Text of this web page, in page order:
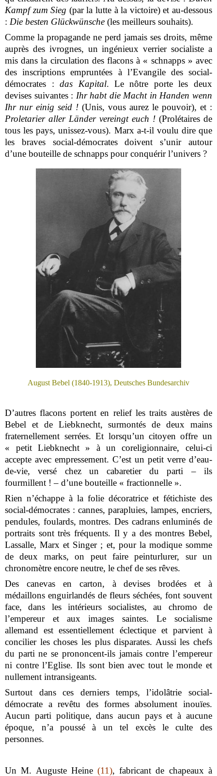
Kampf zum Sieg (par la lutte à la victoire) et au-dessous
: Die besten Glückwünsche (les meilleurs souhaits).
Comme la propagande ne perd jamais ses droits, même
auprès des ivrognes, un ingénieux verrier socialiste a
mis dans la circulation des flacons à « schnapps » avec
des inscriptions empruntées à l’Evangile des social-
démocrates : das Kapital. Le nôtre porte les deux
devises suivantes : Ihr habt die Macht in Handen wenn
Ihr nur einig seid ! (Unis, vous aurez le pouvoir), et :
Proletarier aller Länder vereingt euch !(Prolétaires de
tous les pays, unissez-vous). Marx a-t-il voulu dire que
les braves social-démocrates doivent s’unir autour
d’une bouteille de schnapps pour conquérir l’univers ?
August Bebel (1840-1913), Deutsches Bundesarchiv
D’autres flacons portent en relief les traits austères de
Bebel et de Liebknecht, surmontés de deux mains
fraternellement serrées. Et lorsqu’un citoyen offre un
« petit Liebknecht » à un coreligionnaire, celui-ci
accepte avec empressement. C’est un petit verre d’eau-
de-vie, versé chez un cabaretier du parti – ils
fourmillent ! – d’une bouteille « fractionnelle ».
Rien n’échappe à la folie décoratrice et fétichiste des
social-démocrates : cannes, parapluies, lampes, encriers,
pendules, foulards, montres. Des cadrans enluminés de
portraits sont très fréquents. Il y a des montres Bebel,
Lassalle, Marx et Singer ; et, pour la modique somme
de deux marks, on peut faire peinturlurer, sur un
chronomètre encore neutre, le chef de ses rêves.
Des canevas en carton, à devises brodées et à
médaillons enguirlandés de fleurs séchées, font souvent
face, dans les intérieurs socialistes, au chromo de
l’empereur et aux images saintes. Le socialisme
allemand est essentiellement éclectique et parvient à
concilier les choses les plus disparates. Aussi les chefs
du parti ne se prononcent-ils jamais contre l’empereur
ni contre l’Eglise. Ils sont bien avec tout le monde et
nullement intransigeants.
Surtout dans ces derniers temps, l’idolâtrie social-
démocrate a revêtu des formes absolument inouïes.
Aucun parti politique, dans aucun pays et à aucune
époque, n’a poussé à un tel excès le culte des
personnes.
Un M. Auguste Heine (11), fabricant de chapeaux à